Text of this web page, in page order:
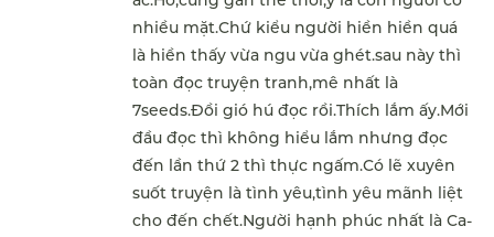
nhiều mặt.Chứ kiểu người hiền hiền quá
là hiền thấy vừa ngu vừa ghét.sau này thì
toàn đọc truyện tranh,mê nhất là
7seeds.Đồi gió hú đọc rồi.Thích lắm ấy.Mới
đầu đọc thì không hiểu lắm nhưng đọc
đến lần thứ 2 thì thực ngấm.Có lẽ xuyên
suốt truyện là tình yêu,tình yêu mãnh liệt
cho đến chết.Người hạnh phúc nhất là Ca-